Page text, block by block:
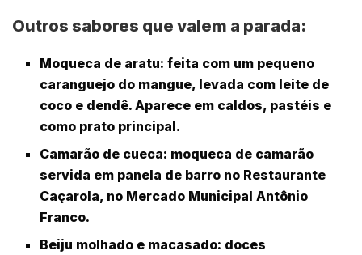
Outros sabores que valem a parada:
Moqueca de aratu: feita com um pequeno
caranguejo do mangue, levada com leite de
coco e dendê. Aparece em caldos, pastéis e
como prato principal.
Camarão de cueca: moqueca de camarão
servida em panela de barro no Restaurante
Caçarola, no Mercado Municipal Antônio
Franco.
Beiju molhado e macasado: doces